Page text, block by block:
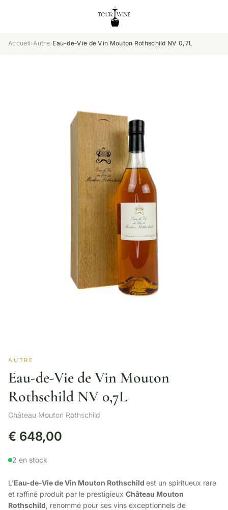
Accueil›Autre›Eau-de-Vie de Vin Mouton Rothschild NV 0,7L
AUTRE
Eau-de-Vie de Vin Mouton
Rothschild NV 0,7L
Château Mouton Rothschild
€ 648,00
2 en stock
L'Eau-de-Vie de Vin Mouton Rothschild est un spiritueux rare
et raffiné produit par le prestigieux Château Mouton
Rothschild, renommé pour ses vins exceptionnels de